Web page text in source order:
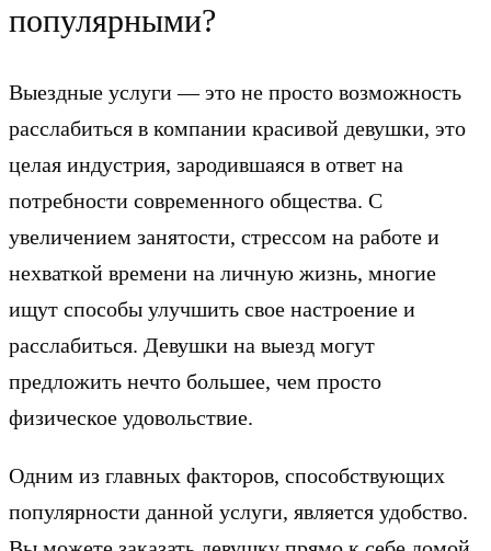
популярными?
Выездные услуги — это не просто возможность
расслабиться в компании красивой девушки, это
целая индустрия, зародившаяся в ответ на
потребности современного общества. С
увеличением занятости, стрессом на работе и
нехваткой времени на личную жизнь, многие
ищут способы улучшить свое настроение и
расслабиться. Девушки на выезд могут
предложить нечто большее, чем просто
физическое удовольствие.
Одним из главных факторов, способствующих
популярности данной услуги, является удобство.